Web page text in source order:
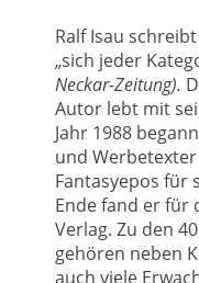
Ralf Isau
„sich jeder
Neckar-Zeitung).
Autor lebt mit
Jahr 1988
und
Fantasyepos für
Ende fand er für
Verlag. Zu den
gehören neben
auch viele